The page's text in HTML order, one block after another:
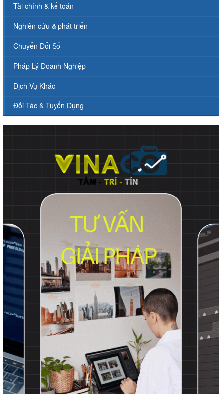
Tài chính & kế toán
Nghiên cứu & phát triển
Chuyển Đổi Số
Pháp Lý Doanh Nghiệp
Dịch Vụ Khác
Đối Tác & Tuyển Dụng